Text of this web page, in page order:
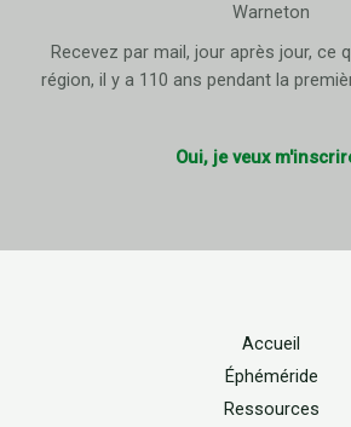
Warneton
Recevez par mail, jour après jour, ce
région, il y a 110 ans pendant la
Oui, je veux
Accueil
Éphéméride
Ressources